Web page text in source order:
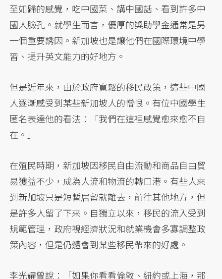
至如歸的感覺，吃中國菜、講中國話、看到許多中
國人臉孔。就學生而言，優厚的獎助學金通常是另
一個重要誘因。新加坡也是讓他們在國際環境中學
習、提升英文能力的好地方。
但是近年來，由於政府寬鬆的移民政策，這些中國
人逐漸感受到某些新加坡人的憎恨。有位中國學生
匿名表達他的看法：「我們在這裡感覺愈來愈不自
在。」
在殖民時期，新加坡因移民自由流動和商品自由貿
易獲益不少，成為人流和物流的轉口港。有些人來
到新加坡只是短暫居留就離去，前往其他地方，但
是許多人留了下來。自獨立以來，移民的流入受到
規範管理，政府視經濟狀況和就業機會多寡調整政
策內容，但是仍體會到某些移民帶來的好處。
李光耀曾說：「如果你看看倫敦、紐約或上海，那